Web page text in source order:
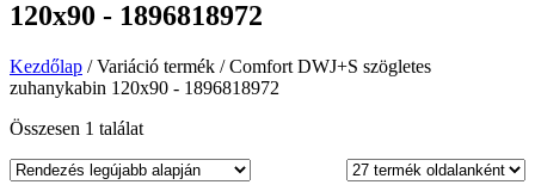
120x90 - 1896818972
Kezdőlap / Variáció termék / Comfort DWJ+S szögletes
zuhanykabin 120x90 - 1896818972
Összesen 1 találat